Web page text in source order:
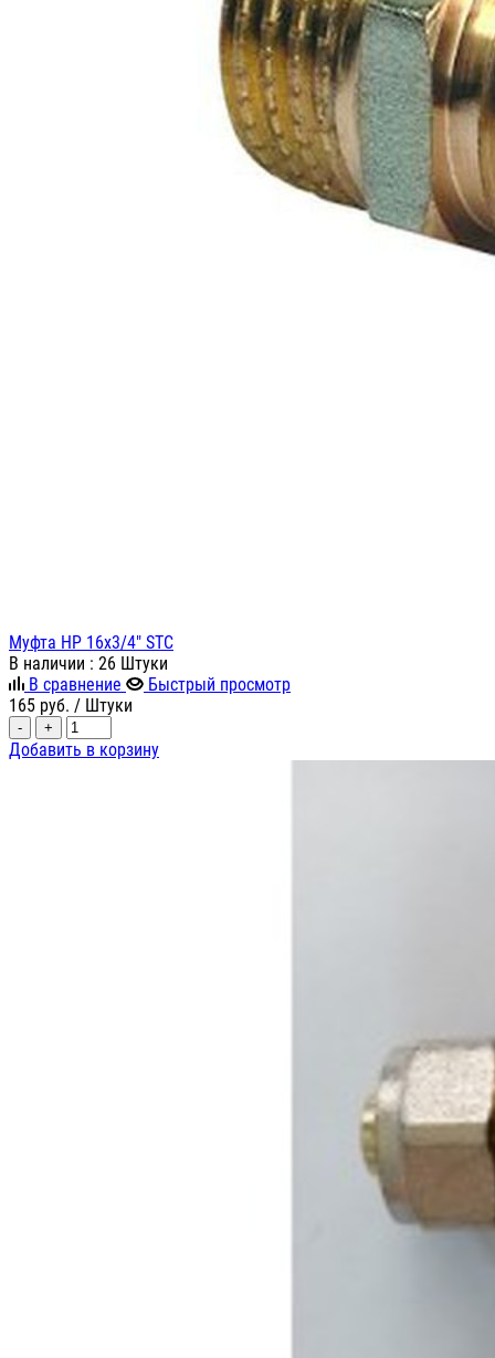
Муфта НР 16х3/4" STC
В наличии : 26 Штуки
В сравнение
Быстрый просмотр
165 руб. / Штуки
- +
Добавить в корзину